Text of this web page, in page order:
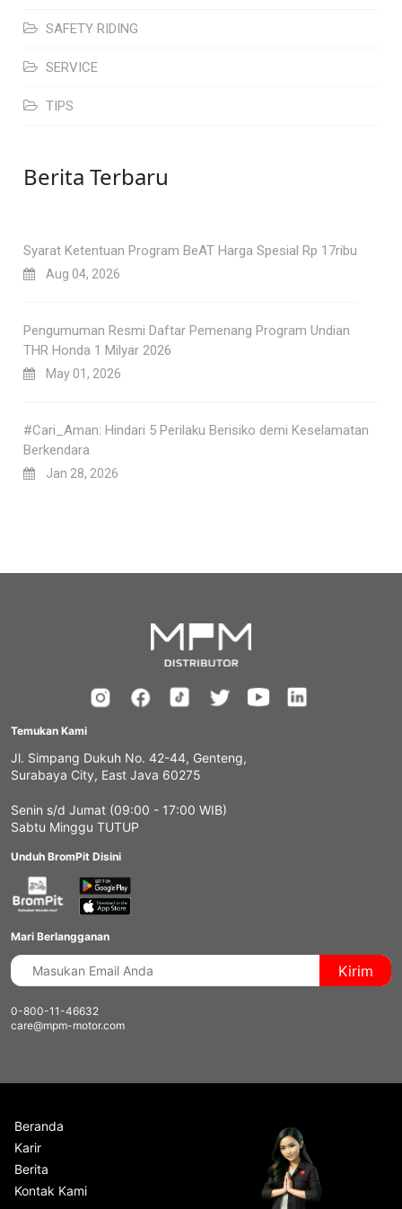
SAFETY RIDING
SERVICE
TIPS
Berita Terbaru
Syarat Ketentuan Program BeAT Harga Spesial Rp 17ribu
Aug 04, 2026
Pengumuman Resmi Daftar Pemenang Program Undian
THR Honda 1 Milyar 2026
May 01, 2026
#Cari_Aman: Hindari 5 Perilaku Berisiko demi Keselamatan
Berkendara
Jan 28, 2026
Temukan Kami
Jl. Simpang Dukuh No. 42-44, Genteng,
Surabaya City, East Java 60275
Senin s/d Jumat (09:00 - 17:00 WIB)
Sabtu Minggu TUTUP
Unduh BromPit Disini
Mari Berlangganan
Kirim
0-800-11-46632
care@mpm-motor.com
Beranda
Karir
Berita
Kontak Kami